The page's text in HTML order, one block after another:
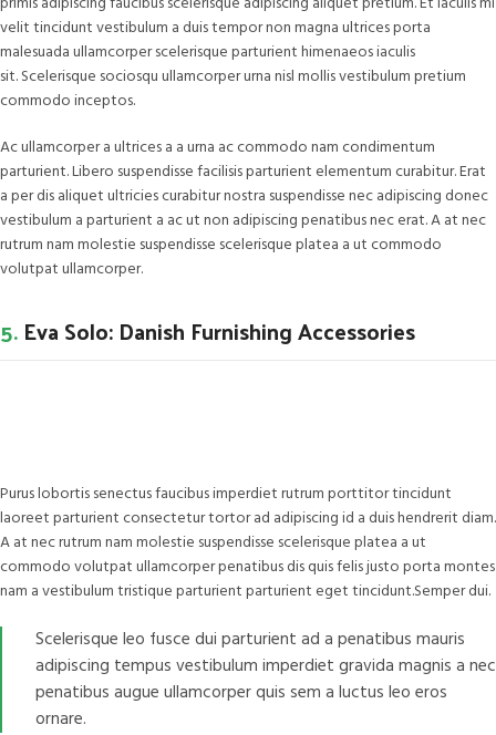
velit tincidunt vestibulum a duis tempor non magna ultrices porta
malesuada ullamcorper scelerisque parturient himenaeos iaculis
sit. Scelerisque sociosqu ullamcorper urna nisl mollis vestibulum pretium
commodo inceptos.
Ac ullamcorper a ultrices a a urna ac commodo nam condimentum
parturient. Libero suspendisse facilisis parturient elementum curabitur. Erat
a per dis aliquet ultricies curabitur nostra suspendisse nec adipiscing donec
vestibulum a parturient a ac ut non adipiscing penatibus nec erat. A at nec
rutrum nam molestie suspendisse scelerisque platea a ut commodo
volutpat ullamcorper.
5.Eva Solo: Danish Furnishing Accessories
Purus lobortis senectus faucibus imperdiet rutrum porttitor tincidunt
laoreet parturient consectetur tortor ad adipiscing id a duis hendrerit diam.
A at nec rutrum nam molestie suspendisse scelerisque platea a ut
commodo volutpat ullamcorper penatibus dis quis felis justo porta montes
nam a vestibulum tristique parturient parturient eget tincidunt.Semper dui.
Scelerisque leo fusce dui parturient ad a penatibus mauris
adipiscing tempus vestibulum imperdiet gravida magnis a nec
penatibus augue ullamcorper quis sem a luctus leo eros
ornare.